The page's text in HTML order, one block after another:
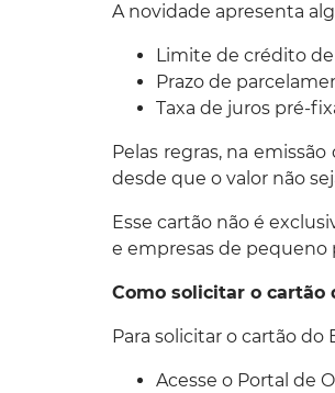
A novidade apresenta
Limite de crédito
Prazo de
Taxa de juros pré-
Pelas regras, na
desde que o valor não
Esse cartão não é
e empresas de pequeno
Como solicitar o cartão
Para solicitar o cartão do
Acesse o Portal de